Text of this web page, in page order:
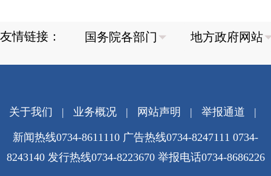
友情链接：
关于我们 | 业务概况| 网站声明 | 举报通道 |
新闻热线0734-8611110 广告热线0734-8247111 0734-
8243140 发行热线0734-8223670 举报电话0734-8686226